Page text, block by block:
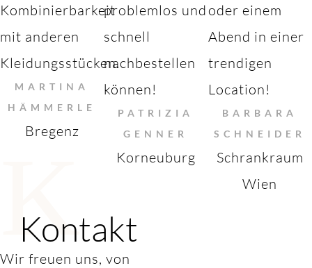
Kombinierbarkeit
mit anderen
Kleidungsstücken.
MARTINA
HÄMMERLE
Bregenz
problemlos und
schnell
nachbestellen
können!
PATRIZIA
GENNER
Korneuburg
oder einem
Abend in einer
trendigen
Location!
BARBARA
SCHNEIDER
Schrankraum
Wien
K
Kontakt
Wir freuen uns, von